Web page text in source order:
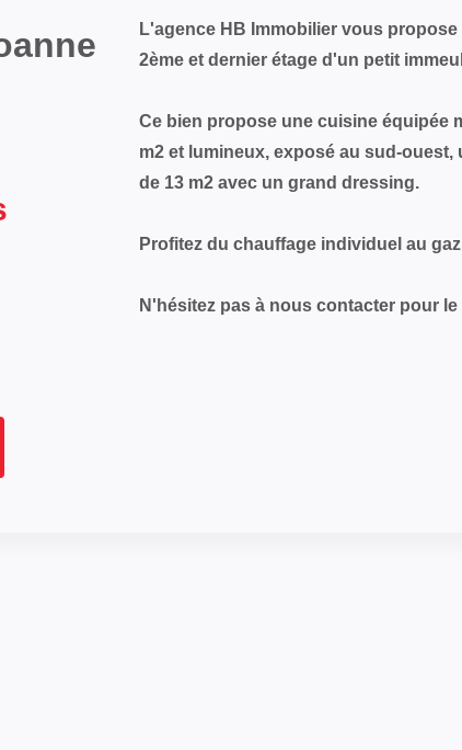
L'agence HB Immobilier vous
2ème et dernier étage d'un petit
Ce bien propose une cuisine équipée
m2 et lumineux, exposé au sud-
de 13 m2 avec un grand dressing.
Profitez du chauffage individuel au
N'hésitez pas à nous contacter pour le